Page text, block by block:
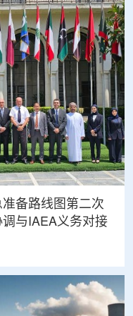
备路线图第二次
与IAEA义务对接